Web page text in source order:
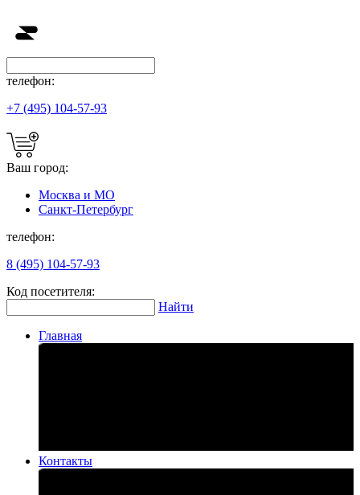
телефон:
+7 (495) 104-57-93
Ваш город:
Москва и МО
Санкт-Петербург
телефон:
8 (495) 104-57-93
Код посетителя:
Найти
Главная
Контакты